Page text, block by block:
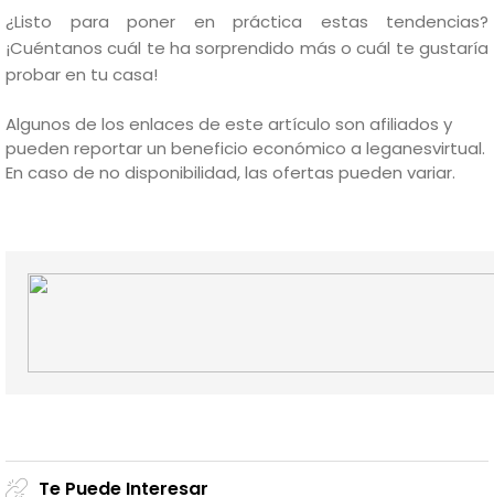
¿Listo para poner en práctica estas tendencias?
¡Cuéntanos cuál te ha sorprendido más o cuál te gustaría
probar en tu casa!
Algunos de los enlaces de este artículo son afiliados y
pueden reportar un beneficio económico a leganesvirtual.
En caso de no disponibilidad, las ofertas pueden variar.
Te Puede Interesar